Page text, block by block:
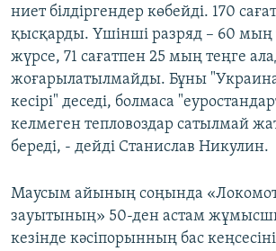
ниет білдіргендер көбейді. 170
қысқарды. Үшінші разряд – 60 мың
жүрсе, 71 сағатпен 25 мың теңге
жоғарылатылмайды. Бұны
кесірі" деседі, болмаса
келмеген тепловоздар сатылмай
береді, - дейді Станислав Никулин.
Маусым айының соңында
зауытының» 50-ден астам
кезінде кәсіпорынның бас